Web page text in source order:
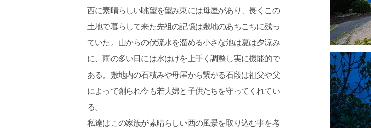
西に素晴らしい眺望を望み東には母屋があり、長くこの
土地で暮らして来た先祖の記憶は敷地のあちこちに残っ
ていた。山からの伏流水を溜める小さな池は夏は夕涼み
に、雨の多い日には水はけを上手く調整し実に機能的で
ある。敷地内の石積みや母屋から繋がる石段は祖父や父
によって創られ今も若夫婦と子供たちを守ってくれてい
る。
私達はこの家族が素晴らしい西の風景を取り込む事を考